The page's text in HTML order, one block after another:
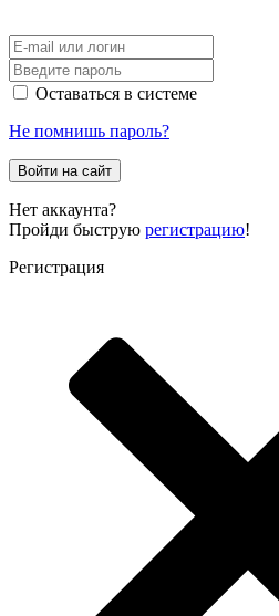
Оставаться в системе
Не помнишь пароль?
Войти на сайт
Нет аккаунта?
Пройди быструю регистрацию!
Регистрация